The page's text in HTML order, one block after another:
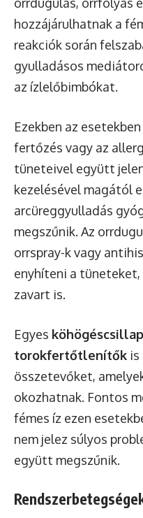
hozzájárulhatnak a
reakciók során
gyulladásos
az ízlelőbimbókat.
Ezekben az
fertőzés vagy az
tüneteivel együtt
kezelésével magától
arcüreggyulladás
megszűnik. Az
orrspray-k vagy
enyhíteni a tüneteket,
zavart is.
Egyes
torokfertőtlenítők
összetevőket,
okozhatnak. Fontos
fémes íz ezen
nem jelez súlyos
együtt megszűnik.